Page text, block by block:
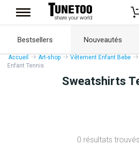
Bestsellers Nouveautés
Accueil Art-shop Vêtement Enfant Bebe
Enfant Tennis
Sweatshirts
0 résultats trouvés